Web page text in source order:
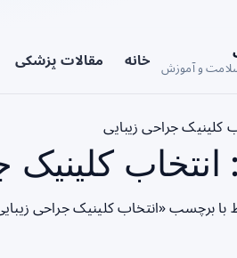
و آموزش خانه مقالات پزشکی
کلینیک جراحی زیبایی
کلینیک
با برچسب «انتخاب کلینیک جراحی